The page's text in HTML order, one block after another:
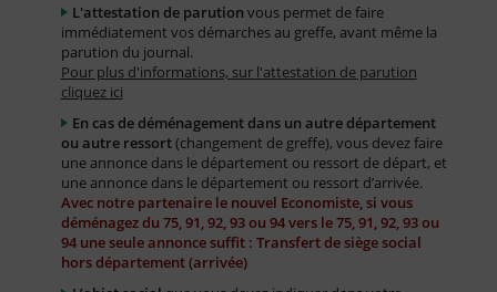
L'attestation de parution vous permet de faire
immédiatement vos démarches au greffe, avant même la
parution du journal.
Pour plus d'informations, sur l'attestation de parution
cliquez ici
En cas de déménagement dans un autre département
ou autre ressort(changement de greffe), vous devez faire
une annonce dans le département ou ressort de départ, et
une annonce dans le département ou ressort d’arrivée.
Avec notre partenaire le nouvel Economiste, si vous
déménagez du 75, 91, 92, 93 ou 94 vers le 75, 91, 92, 93 ou
94 une seule annonce suffit : Transfert de siège social
hors département (arrivée)